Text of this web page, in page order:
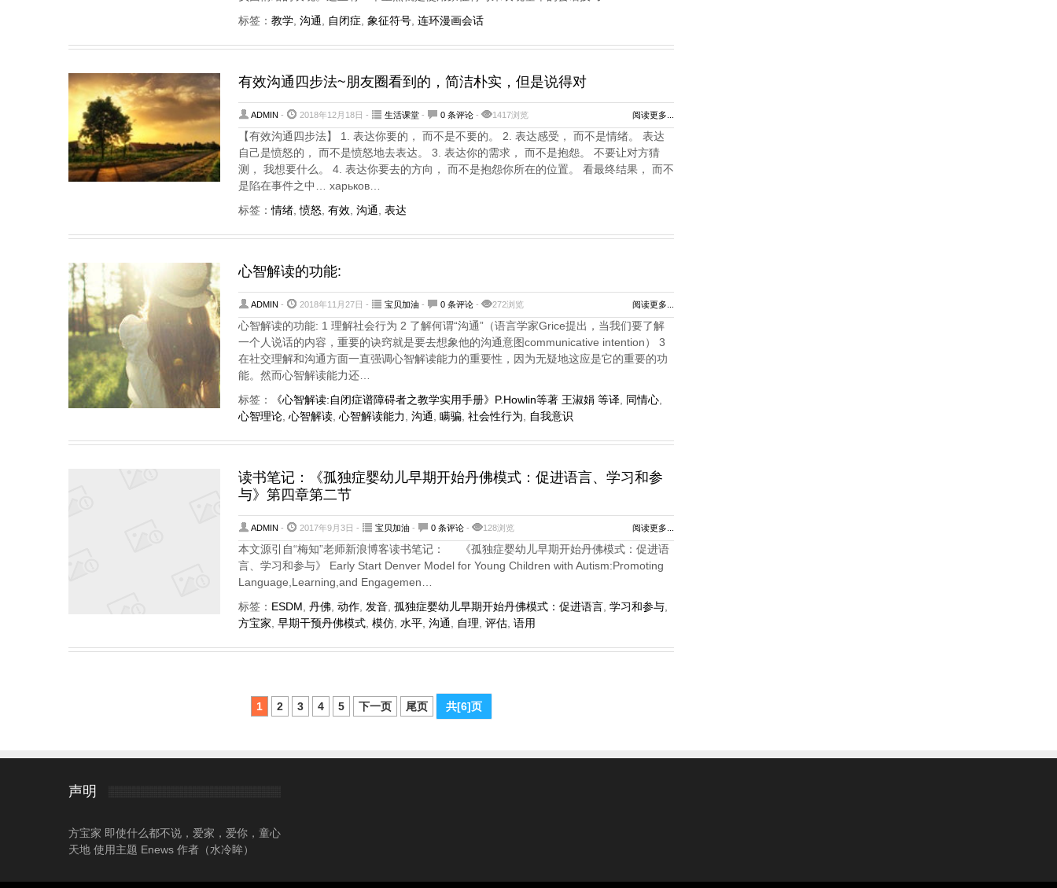
标签： 教学, 沟通 自闭症 象征符号, 连环漫画会话
有效沟通四步法~朋友圈看到的，简洁朴实，但是说得对
ADMIN - 2018年12月18日 - 生活课堂- 0 条评论- 1417浏览 阅读更多...
【有效沟通四步法】 1. 表达你要的， 而不是不要的。 2. 表达感受， 而不是情绪。 表达
自己是愤怒的， 而不是愤怒地去表达。 3. 表达你的需求， 而不是抱怨。 不要让对方猜
测， 我想要什么。 4. 表达你要去的方向， 而不是抱怨你所在的位置。 看最终结果， 而不
是陷在事件之中… харьков…
标签：情绪,愤怒 有效 沟通 表达
心智解读的功能:
ADMIN - 2018年11月27日 - 宝贝加油 - 0 条评论- 272浏览 阅读更多...
心智解读的功能: 1 理解社会行为 2 了解何谓“沟通”（语言学家Grice提出，当我们要了解
一个人说话的内容，重要的诀窍就是要去想象他的沟通意图communicative intention） 3
在社交理解和沟通方面一直强调心智解读能力的重要性，因为无疑地这应是它的重要的功
能。然而心智解读能力还…
标签：
《心智解读:自闭症谱障碍者之教学实用手册》P.Howlin等著 王淑娟 等译, 同情心,
心智理论, 心智解读, 心智解读能力 沟通 瞒骗, 社会性行为 自我意识
读书笔记：《孤独症婴幼儿早期开始丹佛模式：促进语言、学习和参
与》第四章第二节
ADMIN - 2017年9月3日 - 宝贝加油 - 0 条评论- 128浏览 阅读更多...
本文源引自“梅知”老师新浪博客读书笔记： 《孤独症婴幼儿早期开始丹佛模式：促进语
言、学习和参与》 Early Start Denver Model for Young Children with Autism:Promoting
Language,Learning,and Engagemen…
标签： ESDM 丹佛, 动作, 发音, 孤独症婴幼儿早期开始丹佛模式：促进语言, 学习和参与,
方宝家 早期干预丹佛模式, 模仿, 水平, 沟通 自理 评估, 语用
1 2 3 4 5 下一页 尾页 共[6]页
声明
方宝家 即使什么都不说，爱家，爱你，童心
天地 使用主题 Enews 作者（水冷眸）